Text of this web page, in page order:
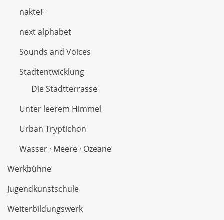
nakteF
next alphabet
Sounds and Voices
Stadtentwicklung
Die Stadtterrasse
Unter leerem Himmel
Urban Tryptichon
Wasser · Meere · Ozeane
Werkbühne
Jugendkunstschule
Weiterbildungswerk